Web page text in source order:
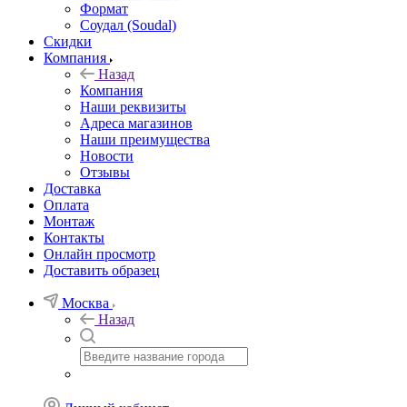
Формат
Соудал (Soudal)
Скидки
Компания
Назад
Компания
Наши реквизиты
Адреса магазинов
Наши преимущества
Новости
Отзывы
Доставка
Оплата
Монтаж
Контакты
Онлайн просмотр
Доставить образец
Москва
Назад